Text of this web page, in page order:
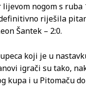
nogom s
riješila
Šantek – 2:0.
koji je u
igrači su tako,
i u Pitomaču